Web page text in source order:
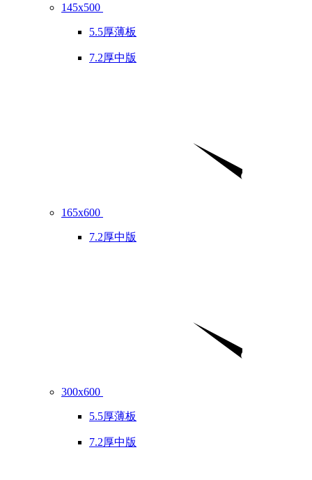
145x500
5.5厚薄板
7.2厚中版
165x600
7.2厚中版
300x600
5.5厚薄板
7.2厚中版